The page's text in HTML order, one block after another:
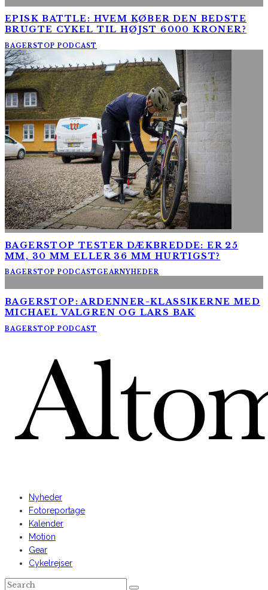
EPISK BATTLE: HVEM KØBER DEN BEDSTE
BRUGTE CYKEL TIL HØJST 6000 KRONER?
BAGERSTOP PODCAST
BAGERSTOP TESTER DÆKBREDDE: ER 25
MM, 30 MM ELLER 36 MM HURTIGST?
BAGERSTOP PODCAST GEARNYHEDER
BAGERSTOP: ARDENNER-KLASSIKERNE MED
MICHAEL VALGREN OG LARS BAK
BAGERSTOP PODCAST
Nyheder
Fotoreportage
Kalender
Motion
Gear
Cykelrejser